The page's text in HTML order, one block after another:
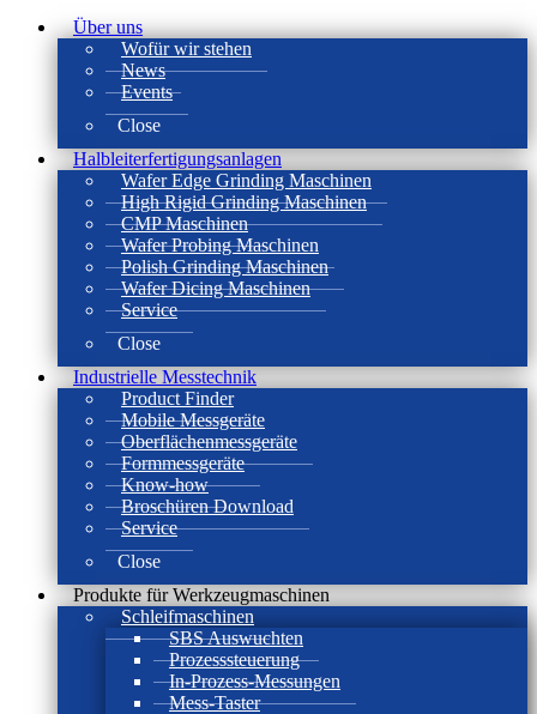
Über uns
Wofür wir stehen
News
Events
Close
Halbleiterfertigungsanlagen
Wafer Edge Grinding Maschinen
High Rigid Grinding Maschinen
CMP Maschinen
Wafer Probing Maschinen
Polish Grinding Maschinen
Wafer Dicing Maschinen
Service
Close
Industrielle Messtechnik
Product Finder
Mobile Messgeräte
Oberflächenmessgeräte
Formmessgeräte
Know-how
Broschüren Download
Service
Close
Produkte für Werkzeugmaschinen
Schleifmaschinen
SBS Auswuchten
Prozesssteuerung
In-Prozess-Messungen
Mess-Taster